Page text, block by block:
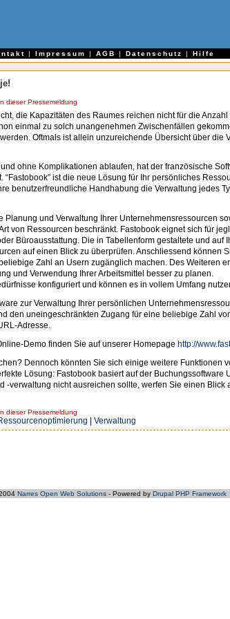
| Impressum | AGB | Datenschutz | Hilfe
dieser Pressemeldung
die Kapazitäten des Raumes reichen nicht für die
einmal zu solch unangenehmen Zwischenfällen
Oftmals ist allein unzureichende Übersicht über die
ohne Komplikationen ablaufen, hat der französische
ist die neue Lösung für Ihr persönliches
benutzerfreundliche Handhabung die Verwaltung jedes
Planung und Verwaltung Ihrer Unternehmensressourcen
von Ressourcen beschränkt. Fastobook eignet sich für
Büroausstattung. Die in Tabellenform gestaltete und auf
auf einen Blick zu überprüfen. Anschliessend können
Zahl an Usern zugänglich machen. Des Weiteren
und Verwendung Ihrer Arbeitsmittel besser zu planen.
konfiguriert und können es in vollem Umfang
zur Verwaltung Ihrer persönlichen
den uneingeschränkten Zugang für eine beliebige Zahl
Adresse.
Demo finden Sie auf unserer Homepage http://
Dennoch könnten Sie sich einige weitere Funktionen
Lösung: Fastobook basiert auf der Buchungssoftware
-verwaltung nicht ausreichen sollte, werfen Sie einen
dieser Pressemeldung
Verwaltung
Narres Open Web Solutions- Powered by Drupal PHP Framework